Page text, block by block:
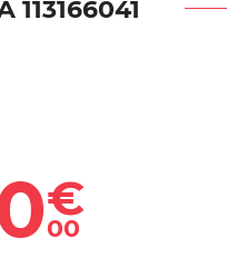
113166041
€
00